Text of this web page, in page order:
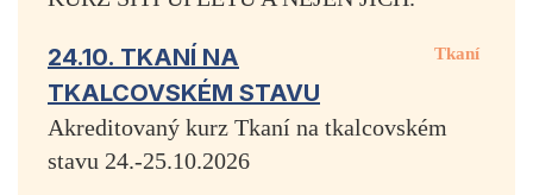
Tkaní
24.10. TKANÍ NA
TKALCOVSKÉM STAVU
Akreditovaný kurz Tkaní na tkalcovském
stavu 24.-25.10.2026